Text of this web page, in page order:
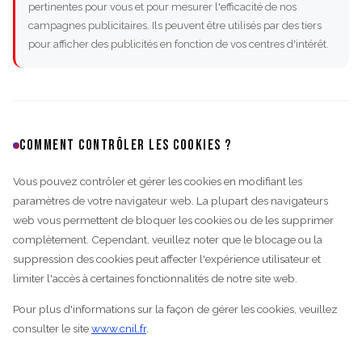
pertinentes pour vous et pour mesurer l'efficacité de nos
campagnes publicitaires. Ils peuvent être utilisés par des tiers
pour afficher des publicités en fonction de vos centres d'intérêt.
COMMENT CONTRÔLER LES COOKIES ?
Vous pouvez contrôler et gérer les cookies en modifiant les
paramètres de votre navigateur web. La plupart des navigateurs
web vous permettent de bloquer les cookies ou de les supprimer
complètement. Cependant, veuillez noter que le blocage ou la
suppression des cookies peut affecter l'expérience utilisateur et
limiter l'accès à certaines fonctionnalités de notre site web.
Pour plus d'informations sur la façon de gérer les cookies, veuillez
consulter le sitewww.cnil.fr.